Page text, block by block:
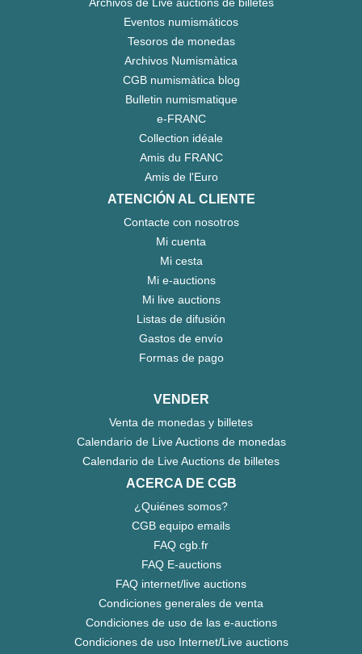
Eventos numismáticos
Tesoros de monedas
Archivos Numismàtica
CGB numismàtica blog
Bulletin numismatique
e-FRANC
Collection idéale
Amis du FRANC
Amis de l'Euro
ATENCIÓN AL CLIENTE
Contacte con nosotros
Mi cuenta
Mi cesta
Mi e-auctions
Mi live auctions
Listas de difusión
Gastos de envío
Formas de pago
VENDER
Venta de monedas y billetes
Calendario de Live Auctions de monedas
Calendario de Live Auctions de billetes
ACERCA DE CGB
¿Quiénes somos?
CGB equipo emails
FAQ cgb.fr
FAQ E-auctions
FAQ internet/live auctions
Condiciones generales de venta
Condiciones de uso de las e-auctions
Condiciones de uso Internet/Live auctions